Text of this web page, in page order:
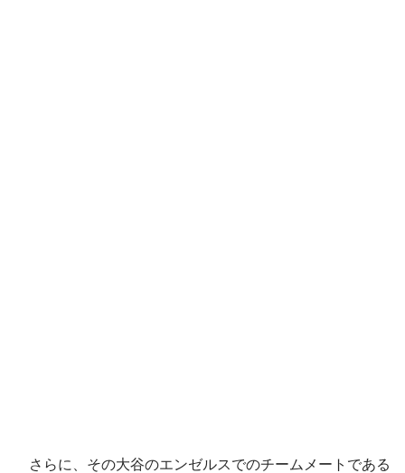
さらに、その大谷のエンゼルスでのチームメートである